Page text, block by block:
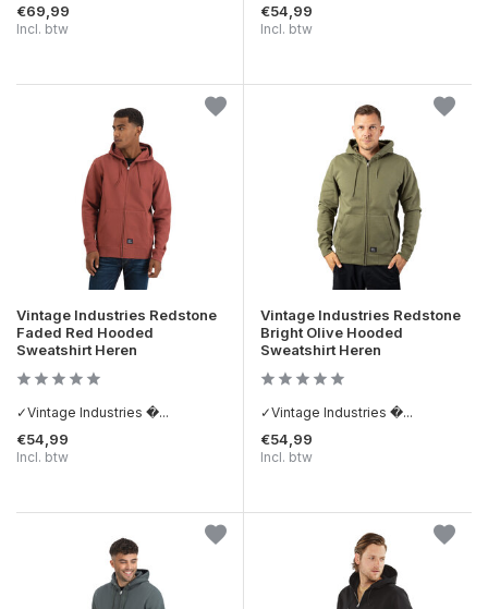
€69,99
Incl. btw
€54,99
Incl. btw
Vintage Industries Redstone
Faded Red Hooded
Sweatshirt Heren
✓Vintage Industries �...
€54,99
Incl. btw
Vintage Industries Redstone
Bright Olive Hooded
Sweatshirt Heren
✓Vintage Industries �...
€54,99
Incl. btw